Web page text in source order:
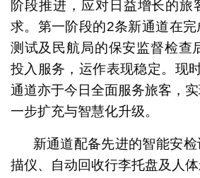
阶段推进，应对日益增长的旅
求。第一阶段的2条新通道在
测试及民航局的保安监督检查
投入服务，运作表现稳定。现
通道亦于今日全面服务旅客，
一步扩充与智慧化升级。
新通道配备先进的智能安
描仪、自动回收行李托盘及人